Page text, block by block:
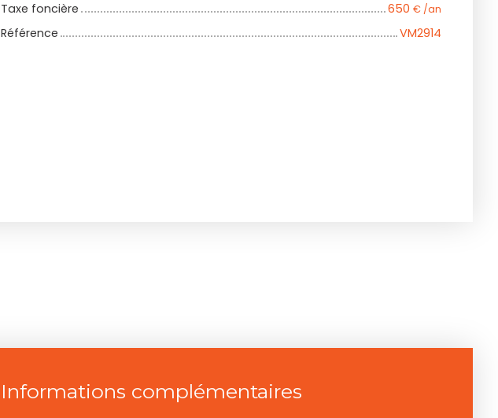
Taxe foncière
650 € /an
Référence VM2914
Informations complémentaires